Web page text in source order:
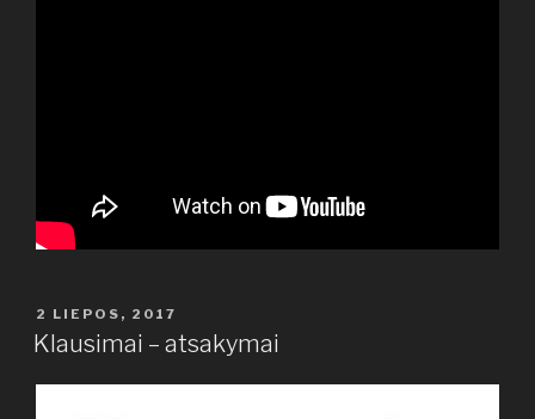
PASKELBTA
2 LIEPOS, 2017
Klausimai – atsakymai